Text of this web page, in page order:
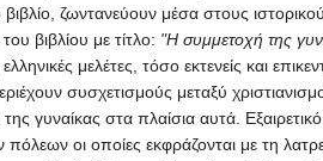
ζωντανεύουν μέσα στους
βιβλίου με τίτλο: "Η συμμετοχή της
μελέτες, τόσο εκτενείς και
συσχετισμούς μεταξύ
γυναίκας στα πλαίσια αυτά.
πόλεων οι οποίες εκφράζονται με τη